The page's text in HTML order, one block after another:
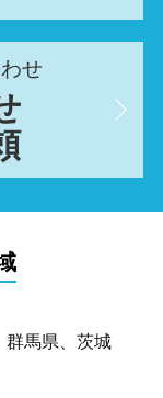
せ
馬県、茨城